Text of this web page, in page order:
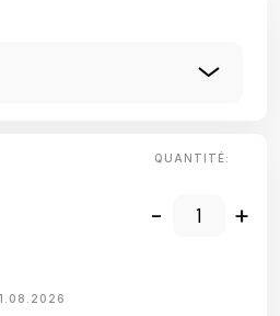
QUANTITÉ:
- +